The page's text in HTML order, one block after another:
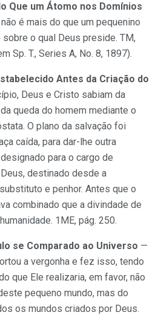
Que um Átomo nos Domínios
é mais do que um pequenino
o qual Deus preside. TM,
Sp. T., Series A, No. 8, 1897).
Antes da Criação do
Deus e Cristo sabiam da
queda do homem mediante o
O plano da salvação foi
caída, para dar-lhe outra
para o cargo de
destinado desde a
e penhor. Antes que o
combinado que a divindade de
1ME, pág. 250.
se Comparado ao Universo —
a vergonha e fez isso, tendo
que Ele realizaria, em favor, não
pequeno mundo, mas do
os mundos criados por Deus.